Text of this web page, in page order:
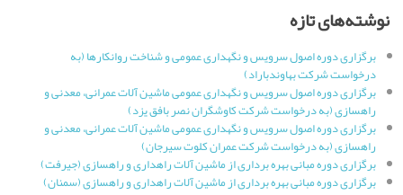
نوشته‌های تازه
برگزاری دوره اصول سرویس و نگهداری عمومی و شناخت روانکارها (به
درخواست شرکت بهاوندباراد)
برگزاری دوره اصول سرویس و نگهداری عمومی ماشین آلات عمرانی، معدنی و
راهسازی (به درخواست شرکت کاوشگران نصر بافق یزد)
برگزاری دوره اصول سرویس و نگهداری عمومی ماشین آلات عمرانی، معدنی و
راهسازی (به درخواست شرکت عمران کلوت سیرجان)
برگزاری دوره مبانی بهره برداری از ماشین آلات راهداری و راهسازی (جیرفت)
برگزاری دوره مبانی بهره برداری از ماشین آلات راهداری و راهسازی (سمنان)